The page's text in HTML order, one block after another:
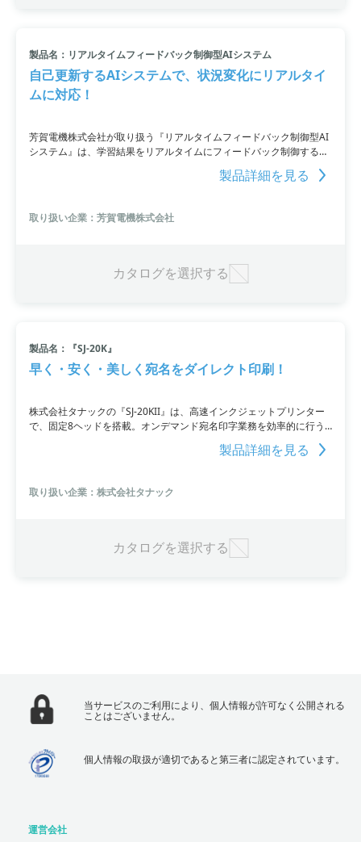
製品名：リアルタイムフィードバック制御型AIシステム
自己更新するAIシステムで、状況変化にリアルタイ
ムに対応！
芳賀電機株式会社が取り扱う『リアルタイムフィードバック制御型AI
システム』は、学習結果をリアルタイムにフィードバック制御するこ
とで状況の変化に対応し、さらに学習データの自己更新も行います。
また、理論値とのシミュレーションが可能です。このAIシステムは、
製品詳細を見る
取り扱い企業：芳賀電機株式会社
カタログを選択する
製品名：『SJ-20K』
早く・安く・美しく宛名をダイレクト印刷！
株式会社タナックの『SJ-20KII』は、高速インクジェットプリンター
で、固定8ヘッドを搭載。オンデマンド宛名印字業務を効率的に行う
ことができ、作業時間の短縮や外注コストの削減が可能です。インク
ヘッドの高さの調整が簡単で、バーコード・ワンポイント印刷にも活
インクが使用可能で、印字媒体への対応も広がります。ハガキ宛名印
字の最高速度は約2万枚/時で、美しい印字をインクジェットで実現。
製品詳細を見る
取り扱い企業：株式会社タナック
カタログを選択する
当サービスのご利用により、個人情報が許可なく公開される
ことはございません。
個人情報の取扱が適切であると第三者に認定されています。
運営会社